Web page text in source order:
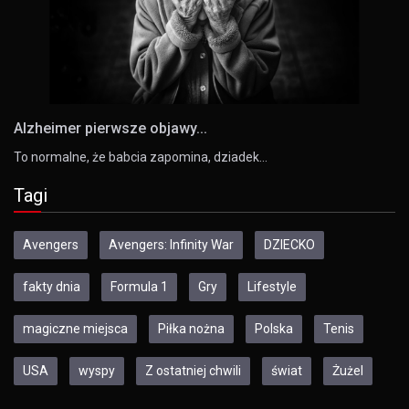
Alzheimer pierwsze objawy...
To normalne, że babcia zapomina, dziadek…
Tagi
Avengers Avengers: Infinity War DZIECKO
fakty dnia Formula 1 Gry Lifestyle
magiczne miejsca Piłka nożna Polska Tenis
USA wyspy Z ostatniej chwili świat Żużel